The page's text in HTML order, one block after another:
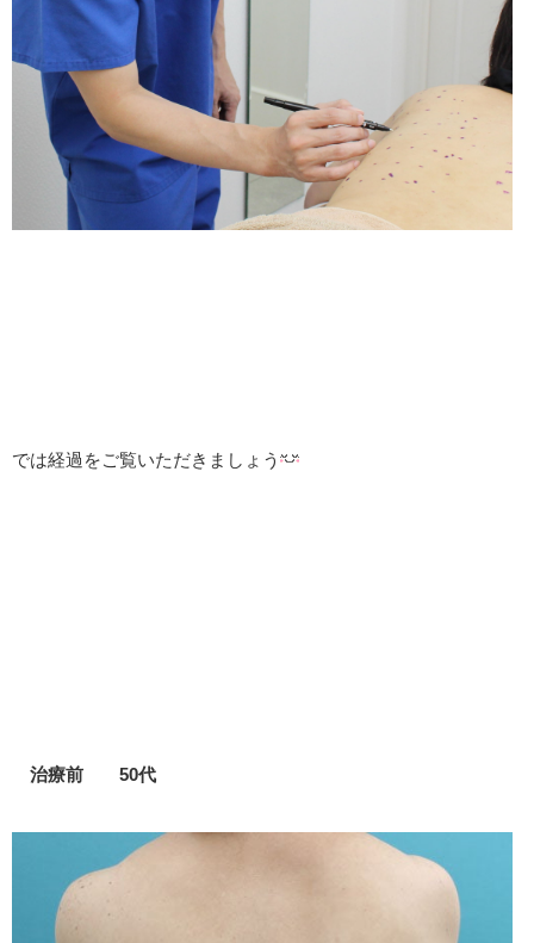
では経過をご覧いただきましょう
治療前 50代